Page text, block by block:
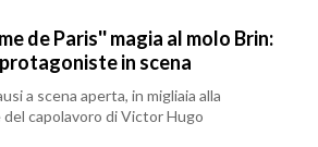
de Paris'' magia al molo Brin:
in scena
a scena aperta, in migliaia alla
capolavoro di Victor Hugo